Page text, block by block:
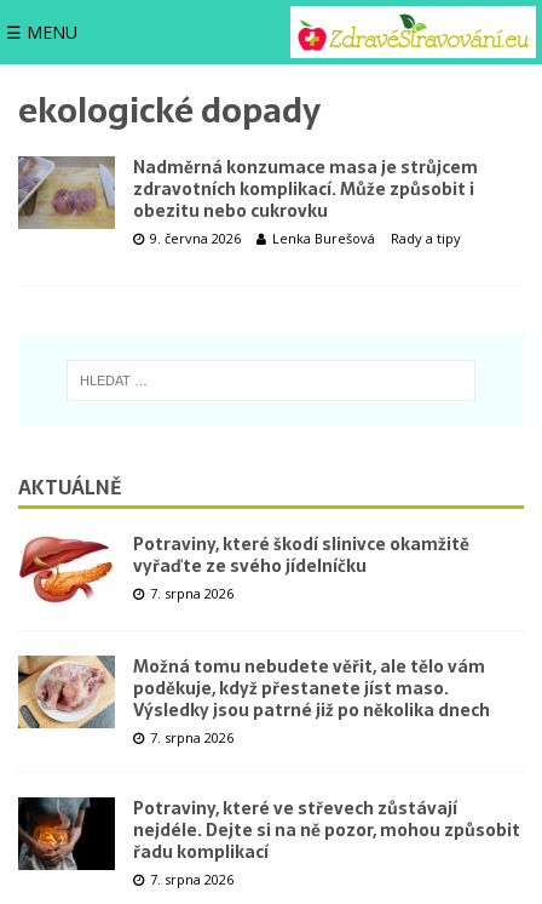
☰ MENU
ekologické dopady
Nadměrná konzumace masa je strůjcem
zdravotních komplikací. Může způsobit i
obezitu nebo cukrovku
9. června 2026 Lenka Burešová Rady a tipy
AKTUÁLNĚ
Potraviny, které škodí slinivce okamžitě
vyřaďte ze svého jídelníčku
7. srpna 2026
Možná tomu nebudete věřit, ale tělo vám
poděkuje, když přestanete jíst maso.
Výsledky jsou patrné již po několika dnech
7. srpna 2026
Potraviny, které ve střevech zůstávají
nejdéle. Dejte si na ně pozor, mohou způsobit
řadu komplikací
7. srpna 2026